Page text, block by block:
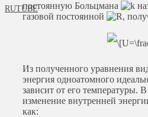
RUTUBEпостоянную Больцмана
газовой постоянной
,
Из полученного уравнения
энергия одноатомного
зависит от его температуры.
изменение внутренней
как: